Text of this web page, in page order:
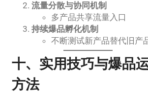
流量分散与协同机制
多产品共享流量入口
持续爆品孵化机制
不断测试新产品替代旧产
十、实用技巧与爆品
方法